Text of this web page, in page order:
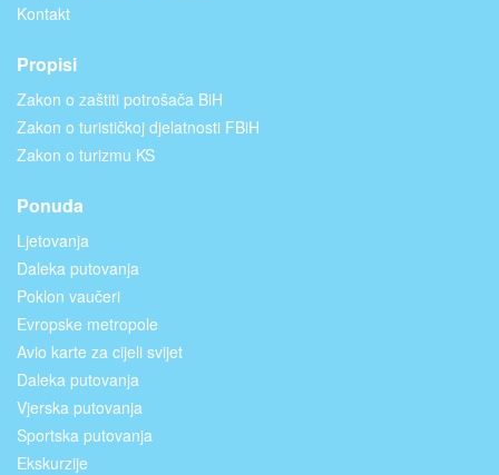
Kontakt
Propisi
Zakon o zaštiti potrošača BiH
Zakon o turističkoj djelatnosti FBiH
Zakon o turizmu KS
Ponuda
Ljetovanja
Daleka putovanja
Poklon vaučeri
Evropske metropole
Avio karte za cijeli svijet
Daleka putovanja
Vjerska putovanja
Sportska putovanja
Ekskurzije